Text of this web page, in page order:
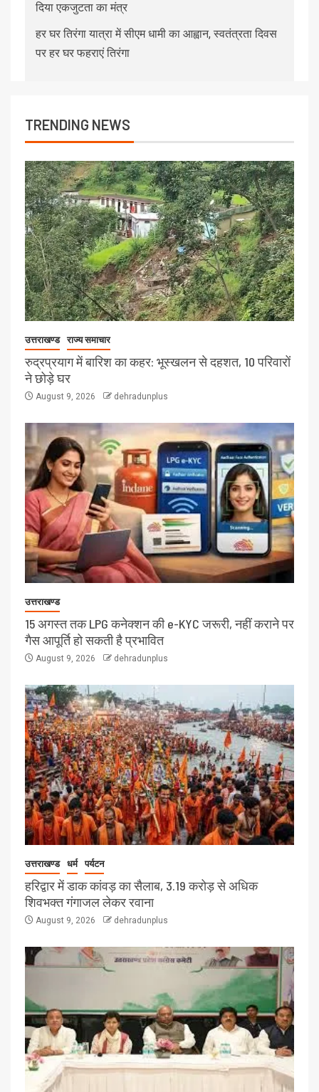
दिया एकजुटता का मंत्र
हर घर तिरंगा यात्रा में सीएम धामी का आह्वान, स्वतंत्रता दिवस
पर हर घर फहराएं तिरंगा
TRENDING NEWS
उत्तराखण्ड राज्य समाचार
रुद्रप्रयाग में बारिश का कहर: भूस्खलन से दहशत, 10 परिवारों
ने छोड़े घर
August 9, 2026 dehradunplus
उत्तराखण्ड
15 अगस्त तक LPG कनेक्शन की e-KYC जरूरी, नहीं कराने पर
गैस आपूर्ति हो सकती है प्रभावित
August 9, 2026 dehradunplus
उत्तराखण्ड धर्म पर्यटन
हरिद्वार में डाक कांवड़ का सैलाब, 3.19 करोड़ से अधिक
शिवभक्त गंगाजल लेकर रवाना
August 9, 2026 dehradunplus